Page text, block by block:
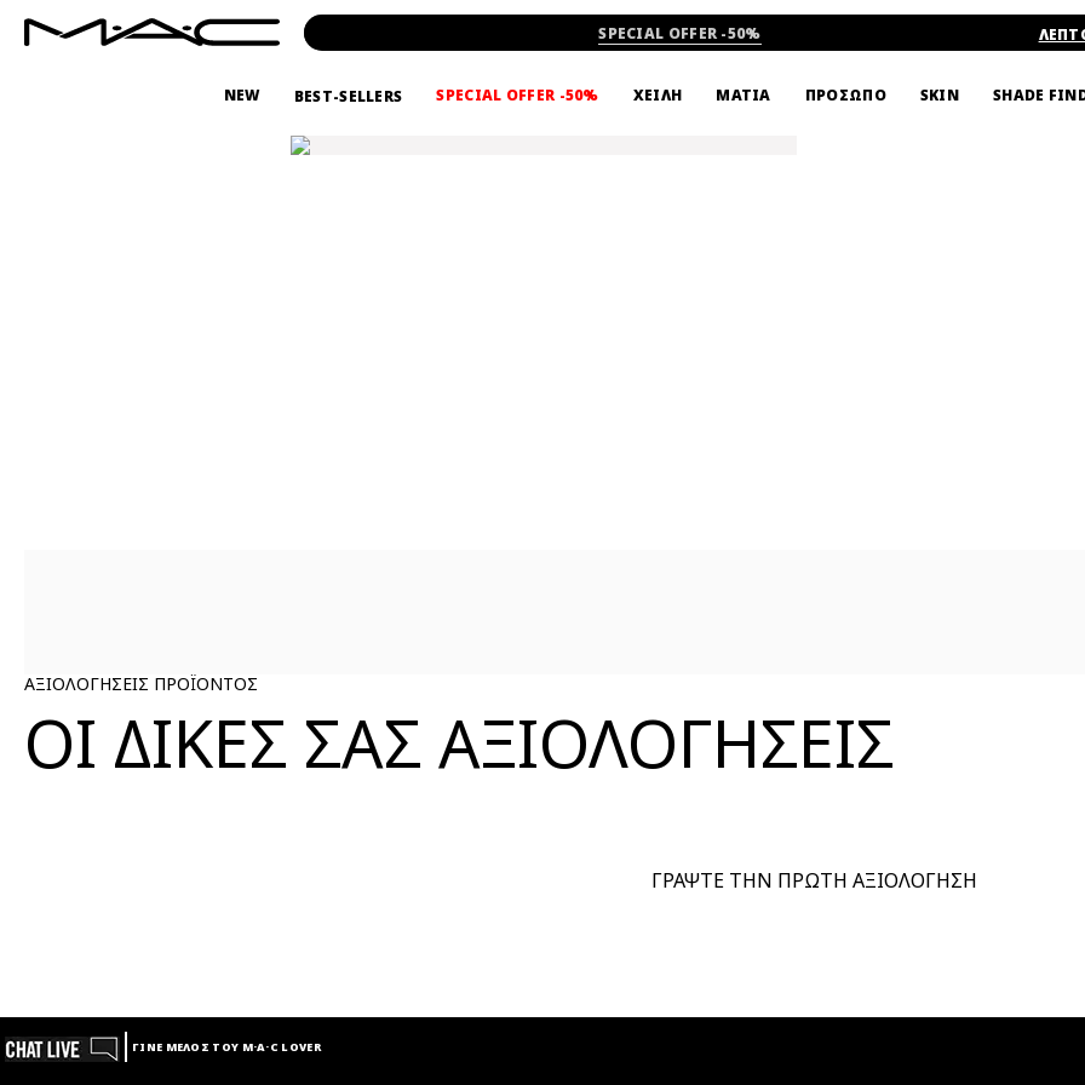
SPECIAL OFFER -50%
NEW BEST-SELLERS SPECIAL OFFER -50% ΧΕΙΛΗ ΜΑΤΙΑ ΠΡΟΣΩΠΟ SKIN SHADE
ΑΞΙΟΛΟΓΗΣΕΙΣ ΠΡΟΪΟΝΤΟΣ
ΟΙ ΔΙΚΕΣ ΣΑΣ ΑΞΙΟΛΟΓΗΣΕΙΣ
ΓΡΑΨΤΕ ΤΗΝ ΠΡΩΤΗ ΑΞΙΟΛΟΓΗΣΗ
ΓΙΝΕ ΜΕΛΟΣ ΤΟΥ M·A·C LOVER